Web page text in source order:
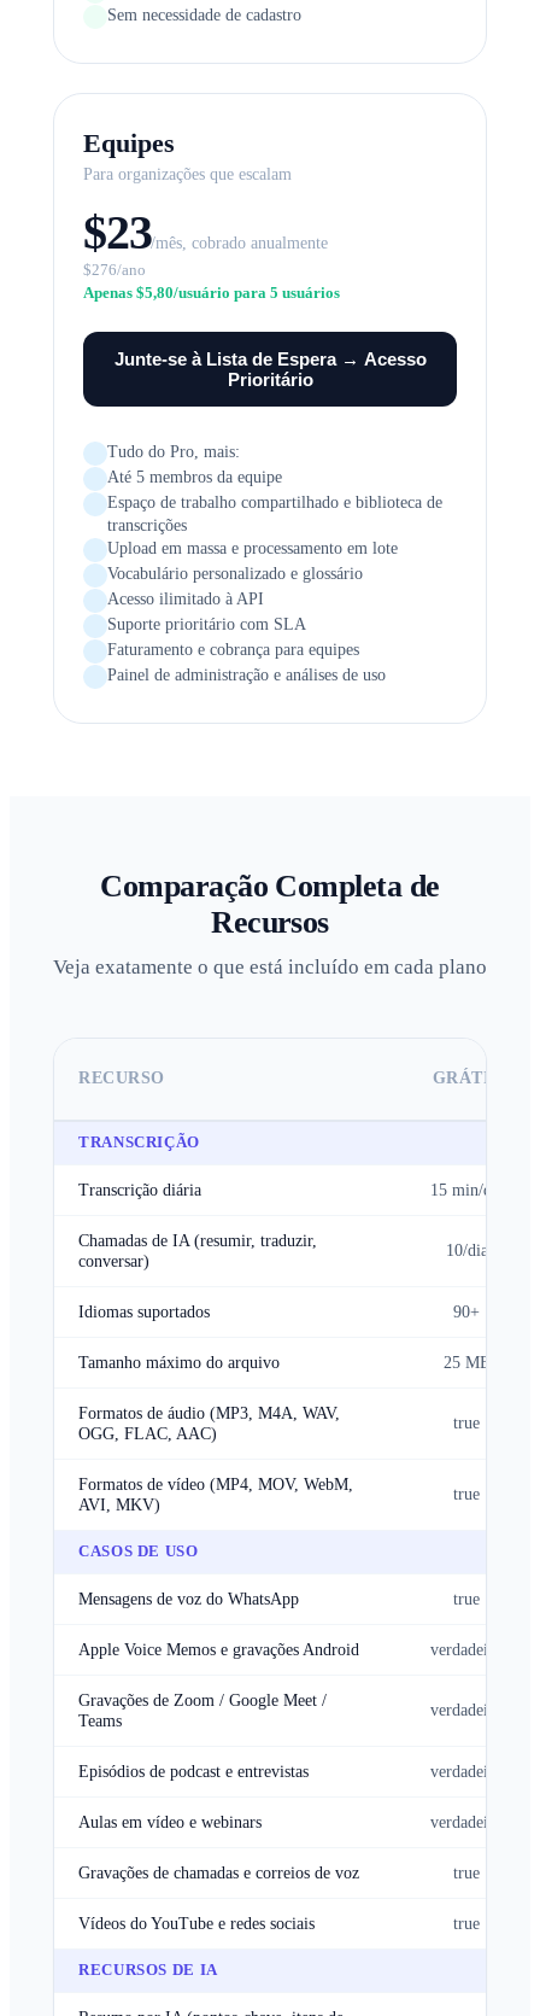
Sem necessidade de cadastro
Equipes
Para organizações que escalam
$23/mês, cobrado anualmente
$276/ano
Apenas $5,80/usuário para 5 usuários
Junte-se à Lista de Espera → Acesso
Prioritário
Tudo do Pro, mais:
Até 5 membros da equipe
Espaço de trabalho compartilhado e biblioteca de
transcrições
Upload em massa e processamento em lote
Vocabulário personalizado e glossário
Acesso ilimitado à API
Suporte prioritário com SLA
Faturamento e cobrança para equipes
Painel de administração e análises de uso
Comparação Completa de
Recursos
Veja exatamente o que está incluído em cada plano
RECURSO GRÁTIS
TRANSCRIÇÃO
Transcrição diária 15 min/dia
Chamadas de IA (resumir, traduzir,
conversar)
10/dia
Idiomas suportados 90+
Tamanho máximo do arquivo 25 MB
Formatos de áudio (MP3, M4A, WAV,
OGG, FLAC, AAC)
true
Formatos de vídeo (MP4, MOV, WebM,
AVI, MKV)
true
CASOS DE USO
Mensagens de voz do WhatsApp true
Apple Voice Memos e gravações Android verdadeiro
Gravações de Zoom / Google Meet /
Teams
verdadeiro
Episódios de podcast e entrevistas verdadeiro
Aulas em vídeo e webinars verdadeiro
Gravações de chamadas e correios de voz true
Vídeos do YouTube e redes sociais true
RECURSOS DE IA